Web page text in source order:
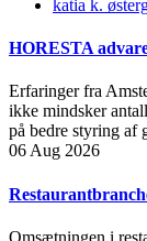
katia k.
HORESTA
Erfaringer fra
ikke mindsker
på bedre styring af
06 Aug 2026
Omsætningen i